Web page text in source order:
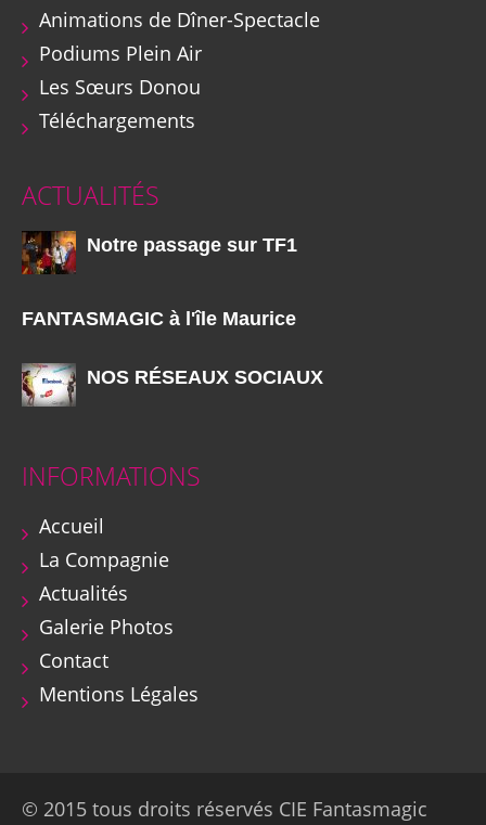
Animations de Dîner-Spectacle
Podiums Plein Air
Les Sœurs Donou
Téléchargements
ACTUALITÉS
Notre passage sur TF1
FANTASMAGIC à l'île Maurice
NOS RÉSEAUX SOCIAUX
INFORMATIONS
Accueil
La Compagnie
Actualités
Galerie Photos
Contact
Mentions Légales
© 2015 tous droits réservés CIE Fantasmagic